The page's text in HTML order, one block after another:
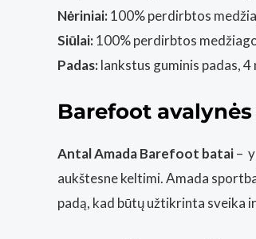
Nėriniai:100% perdirbtos
Siūlai:100% perdirbtos
Padas:lankstus guminis padas,
Barefoot
Antal Amada Barefoot batai–
aukštesne keltimi. Amada
padą, kad būtų užtikrinta sveika